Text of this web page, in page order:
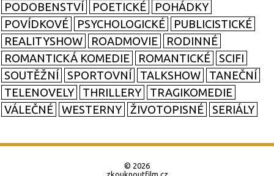
PODOBENSTVÍ
POETICKÉ
POHÁDKY
POVÍDKOVÉ
PSYCHOLOGICKÉ
PUBLICISTICKÉ
REALITYSHOW
ROADMOVIE
RODINNÉ
ROMANTICKÁ KOMEDIE
ROMANTICKÉ
SCIFI
SOUTĚŽNÍ
SPORTOVNÍ TALKSHOW
TANEČNÍ
TELENOVELY
THRILLERY
TRAGIKOMEDIE
VÁLEČNÉ
WESTERNY ŽIVOTOPISNÉ SERIÁLY
© 2026